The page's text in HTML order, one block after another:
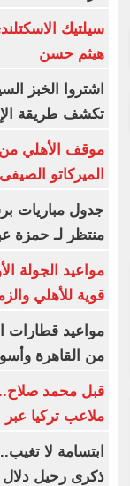
سيلتيك
هيثم حسن
اشتروا الخبز
تكشف طريقة
موقف الأهلي
الميركاتو الصيفى
جدول مباريات
منتظر لـ حمزة
مواعيد الجولة
قوية للأهلي
من القاهرة
قبل محمد
ملاعب تركيا عبر
ابتسامة لا
ذكرى رحيل دلال